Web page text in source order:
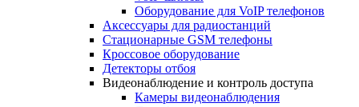
Оборудование для VoIP телефонов
Аксессуары для радиостанций
Стационарные GSM телефоны
Кроссовое оборудование
Детекторы отбоя
Видеонаблюдение и контроль доступа
Камеры видеонаблюдения